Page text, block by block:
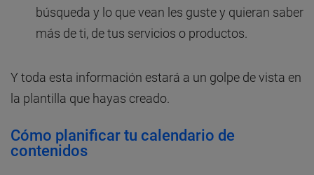
búsqueda y lo que vean les guste y quieran saber
más de ti, de tus servicios o productos.
Y toda esta información estará a un golpe de vista en
la plantilla que hayas creado.
Cómo planificar tu calendario de
contenidos